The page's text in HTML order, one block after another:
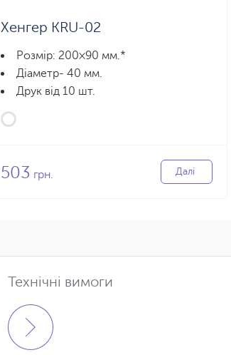
Хенгер KRU-02
Розмір: 200×90 мм.*
Діаметр- 40 мм.
Друк від 10 шт.
503 грн. Далі
Технічні вимоги